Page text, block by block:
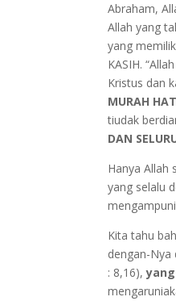
Abraham,
Allah yang
yang
KASIH.
Kristus dan
MURAH
tiudak
DAN
Hanya Allah
yang selalu
Kita tahu
dengan-Nya
: 8,16),